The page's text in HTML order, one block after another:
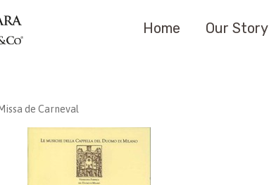
Home Our Story
Missa de Carneval